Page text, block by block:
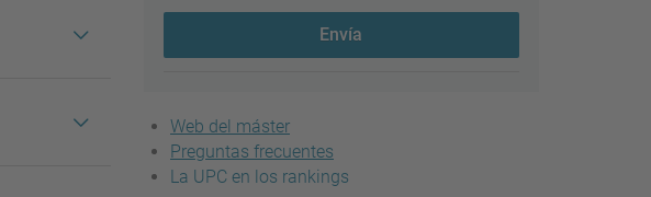
Envía
Web del máster
Preguntas frecuentes
La UPC en los rankings